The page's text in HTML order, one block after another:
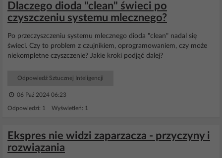
Dlaczego dioda "clean" świeci po
czyszczeniu systemu mlecznego?
Po przeczyszczeniu systemu mlecznego dioda "clean" nadal się
świeci. Czy to problem z czujnikiem, oprogramowaniem, czy może
niekompletne czyszczenie? Jakie kroki podjąć dalej?
Odpowiedź Sztucznej Inteligencji
06 Paź 2024 06:23
Odpowiedzi: 1 Wyświetleń: 1
Ekspres nie widzi zaparzacza - przyczyny i
rozwiązania